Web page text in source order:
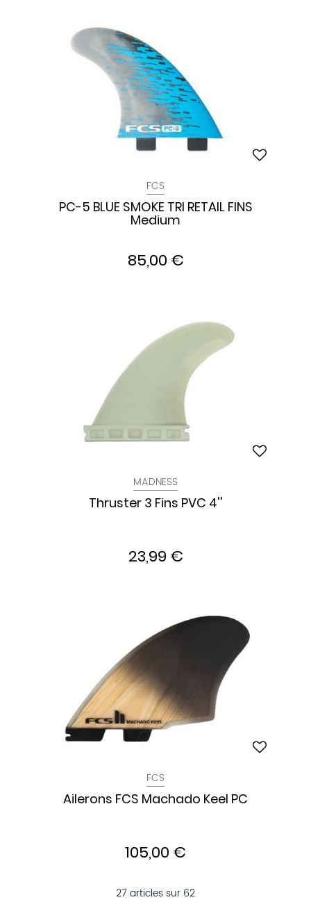
FCS
PC-5 BLUE SMOKE TRI RETAIL FINS
Medium
85,00 €
MADNESS
Thruster 3 Fins PVC 4''
23,99 €
FCS
Ailerons FCS Machado Keel PC
105,00 €
27 articles sur 62